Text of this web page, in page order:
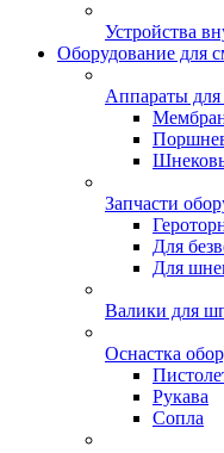
Устройства
Оборудование для
Аппараты
Запчасти
Для
Для
Валики для
Оснастка
Рукава
Сопла